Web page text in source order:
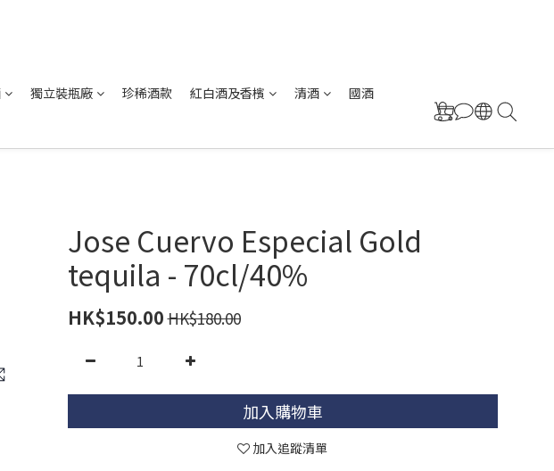
獨立裝瓶廠 珍稀酒款 紅白酒及香檳 清酒 國酒
Jose Cuervo Especial Gold
tequila - 70cl/40%
HK$150.00HK$180.00
加入購物車
加入追蹤清單